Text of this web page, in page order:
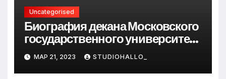
Uncategorised
Биография декана Московского
государственного университета
Андрея Сидорова — от студента
до руководителя
МАР 21, 2023 STUDIOHALLO_